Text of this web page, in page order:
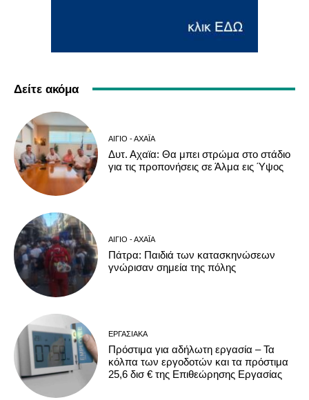
Δείτε ακόμα
ΑΊΓΙΟ - ΑΧΑΪ́Α
Δυτ. Αχαϊα: Θα μπει στρώμα στο στάδιο
για τις προπονήσεις σε Άλμα εις Ύψος
ΑΊΓΙΟ - ΑΧΑΪ́Α
Πάτρα: Παιδιά των κατασκηνώσεων
γνώρισαν σημεία της πόλης
ΕΡΓΑΣΙΑΚΆ
Πρόστιμα για αδήλωτη εργασία – Τα
κόλπα των εργοδοτών και τα πρόστιμα
25,6 δισ € της Επιθεώρησης Εργασίας